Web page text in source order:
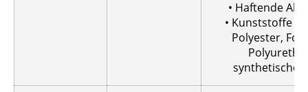
• Haftende
• Kunststoffe
Polyester,
synthetisches